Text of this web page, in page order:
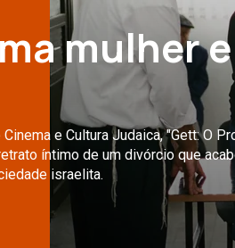
mulher
e Cultura Judaica, "Gett: O
íntimo de um divórcio que
israelita.